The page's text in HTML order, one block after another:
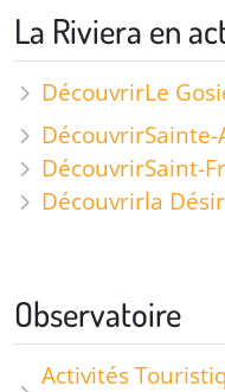
La Riviera en
DécouvrirLe
DécouvrirSainte-
DécouvrirSaint-
Découvrirla
Observatoire
Activités